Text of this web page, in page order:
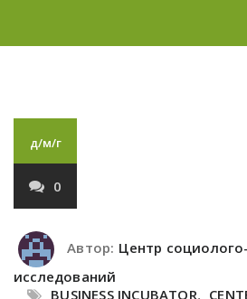
д/м/г
0
Автор: Центр
исследований
BUSINESS INCUBATOR,